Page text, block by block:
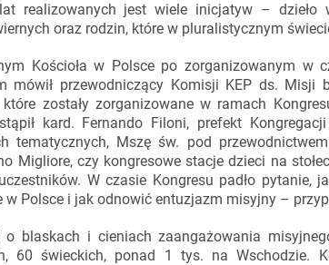
realizowanych jest wiele inicjatyw – dzieło
oraz rodzin, które w pluralistycznym
Kościoła w Polsce po zorganizowanym w
mówił przewodniczący Komisji KEP ds. Misji
które zostały zorganizowane w ramach
kard. Fernando Filoni, prefekt
tematycznych, Mszę św. pod
Migliore, czy kongresowe stacje dzieci na
W czasie Kongresu padło pytanie,
w Polsce i jak odnowić entuzjazm misyjny –
o blaskach i cieniach zaangażowania
60 świeckich, ponad 1 tys. na Wschodzie.